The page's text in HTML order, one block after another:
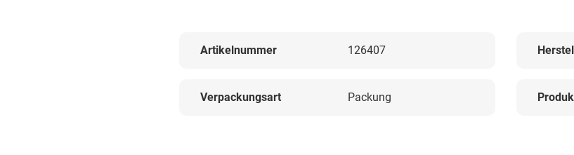
Artikelnummer 126407
Verpackungsart Packung